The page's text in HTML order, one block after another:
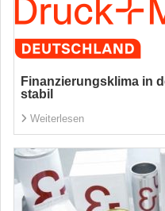
Finanzierungsklima in
stabil
Weiterlesen